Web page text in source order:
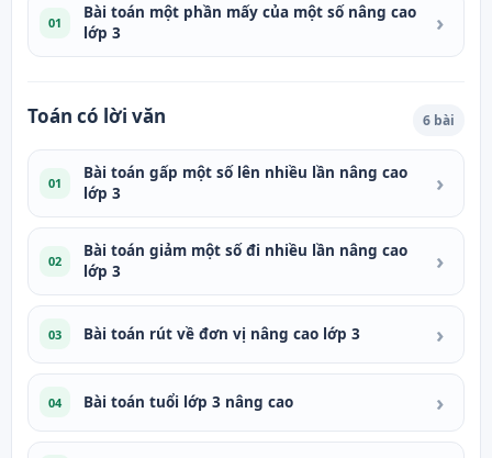
01
Bài toán một phần mấy của một số nâng cao
lớp 3
›
Toán có lời văn 6 bài
01
Bài toán gấp một số lên nhiều lần nâng cao
lớp 3
›
02
Bài toán giảm một số đi nhiều lần nâng cao
lớp 3
›
03 Bài toán rút về đơn vị nâng cao lớp 3 ›
04 Bài toán tuổi lớp 3 nâng cao ›